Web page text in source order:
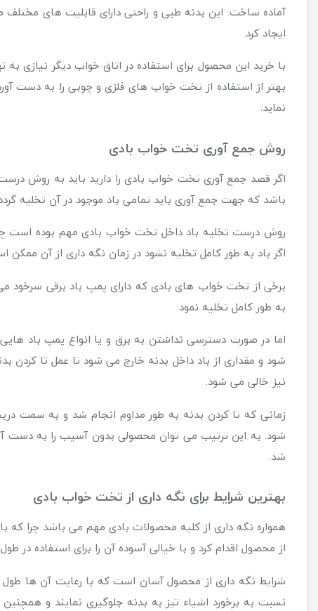
آماده ساخت. این بدنه طبی و راحتی دارای قابلیت های
ایجاد کرد.
با خرید این محصول برای استفاده در اتاق خواب دیگر
بهتر از استفاده از تخت خواب های فلزی و چوبی را به دست
نماید.
روش جمع آوری تخت خواب بادی
اگر قصد جمع آوری تخت خواب بادی را دارید باید به روش
باشد که جهت جمع آوری باید تمامی باد موجود در آن تخلیه
روش درست تخلیه باد داخل تخت خواب بادی مهم بوده است
اگر باد به طور کامل تخلیه نشود در زمان نگه داری از آن
برخی از تخت خواب های بادی که دارای پمپ باد برقی سرخود
به طور کامل تخلیه نمود.
اما در صورت دسترسی نداشتن به برق و یا انواع پمپ باد
شود و مقداری از باد داخل بدنه خارج می شود تا عمل تا کردن
نیز خالی می شود.
زمانی که تا کردن بدنه به طور مداوم انجام شد و به سمت
شود. به این ترتیب می توان محصولی بدون آسیب را به دست
شد.
بهترین شرایط برای نگه داری از تخت خواب بادی
همواره نگه داری از کلیه محصولات بادی مهم می باشد چرا
از محصول اقدام کرد و با خیالی آسوده آن را برای استفاده در طول
شرایط نگه داری از محصول آسان است که با رعایت آن ها
نسبت به برخورد اشیاء تیز به بدنه جلوگیری نمایند و